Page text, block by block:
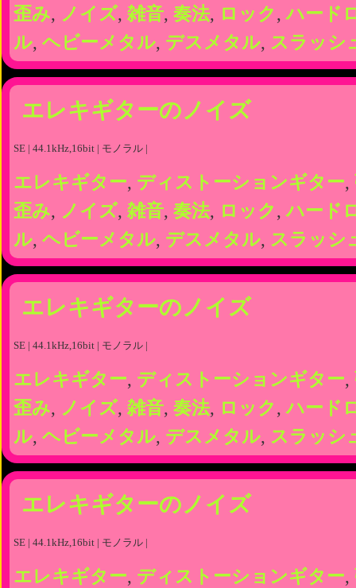
歪み, ノイズ, 雑音, 奏法, ロック ,ハード
ル, ヘビーメタル, デスメタル, スラッシ
エレキギターのノイズ
SE | 44.1kHz,16bit | モノラル |
エレキギター, ディストーションギター,
歪み, ノイズ, 雑音, 奏法, ロック ,ハード
ル, ヘビーメタル, デスメタル, スラッシ
エレキギターのノイズ
SE | 44.1kHz,16bit | モノラル |
エレキギター, ディストーションギター,
歪み, ノイズ, 雑音, 奏法, ロック ,ハード
ル, ヘビーメタル, デスメタル, スラッシ
エレキギターのノイズ
SE | 44.1kHz,16bit | モノラル |
エレキギター, ディストーションギター,